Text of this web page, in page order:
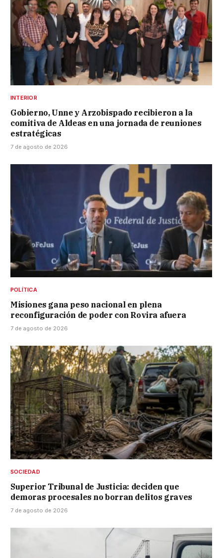
INTERIOR
Gobierno, Unne y Arzobispado recibieron a la
comitiva de Aldeas en una jornada de reuniones
estratégicas
7 de agosto de 2026
POLÍTICA
Misiones gana peso nacional en plena
reconfiguración de poder con Rovira afuera
7 de agosto de 2026
SOCIEDAD
Superior Tribunal de Justicia: deciden que
demoras procesales no borran delitos graves
7 de agosto de 2026